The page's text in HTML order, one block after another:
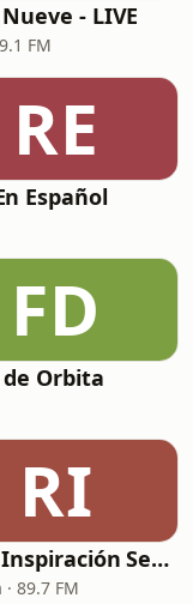
- LIVE
FM
RE
Español
FD
Orbita
RI
Radio Inspiración Sechura
89.7 FM